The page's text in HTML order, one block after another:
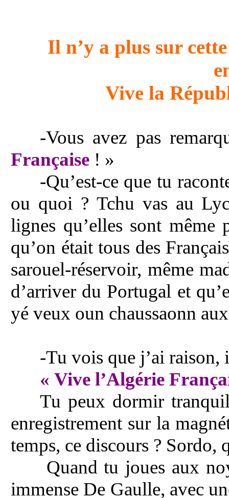
Il n’y a plus sur
Vive la
-Vous avez pas
Française ! »
-Qu’est-ce que tu
ou quoi ? Tchu vas au
lignes qu’elles sont
qu’on était tous des
sarouel-réservoir, même
d’arriver du Portugal et
yé veux oun chaussaonn
-Tu vois que j’ai
« Vive l’Algérie
Tu peux dormir
enregistrement sur la
temps, ce discours ? Sordo,
Quand tu joues aux
immense De Gaulle, avec